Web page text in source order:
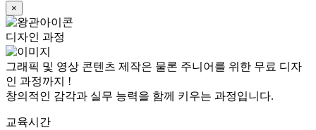
×
디자인 과정
그래픽 및 영상 콘텐츠 제작은 물론 주니어를 위한 무료 디자
인 과정까지 !
창의적인 감각과 실무 능력을 함께 키우는 과정입니다.
교육시간